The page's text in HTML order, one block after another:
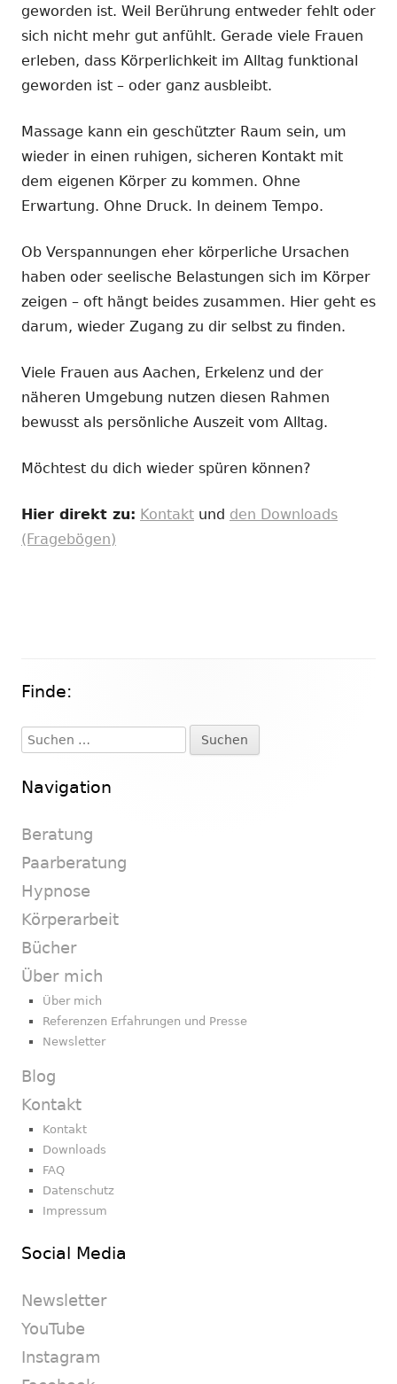
geworden ist. Weil Berührung entweder fehlt oder
sich nicht mehr gut anfühlt. Gerade viele Frauen
erleben, dass Körperlichkeit im Alltag funktional
geworden ist – oder ganz ausbleibt.
Massage kann ein geschützter Raum sein, um
wieder in einen ruhigen, sicheren Kontakt mit
dem eigenen Körper zu kommen. Ohne
Erwartung. Ohne Druck. In deinem Tempo.
Ob Verspannungen eher körperliche Ursachen
haben oder seelische Belastungen sich im Körper
zeigen – oft hängt beides zusammen. Hier geht es
darum, wieder Zugang zu dir selbst zu finden.
Viele Frauen aus Aachen, Erkelenz und der
näheren Umgebung nutzen diesen Rahmen
bewusst als persönliche Auszeit vom Alltag.
Möchtest du dich wieder spüren können?
Hier direkt zu: Kontakt und den Downloads
(Fragebögen)
Haupt-
Seitenleiste
Finde:
Suchen
nach:
Navigation
Beratung
Paarberatung
Hypnose
Körperarbeit
Bücher
Über mich
Über mich
Referenzen Erfahrungen und Presse
Newsletter
Blog
Kontakt
Kontakt
Downloads
FAQ
Datenschutz
Impressum
Social Media
Newsletter
YouTube
Instagram